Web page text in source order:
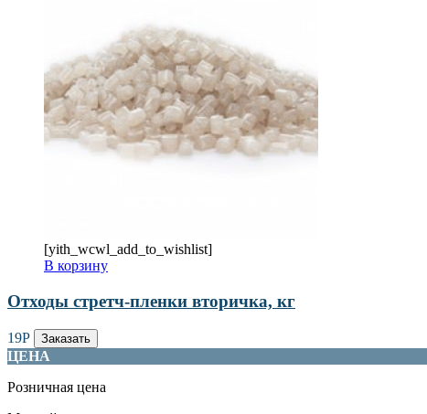
[yith_wcwl_add_to_wishlist]
В корзину
Отходы стретч-пленки вторичка, кг
19Р Заказать
ЦЕНА
Розничная цена